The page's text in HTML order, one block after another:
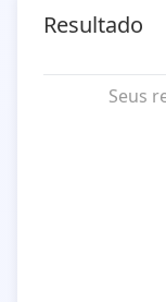
Resultado
Seus